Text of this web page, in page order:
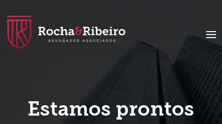
página
Estamos prontos